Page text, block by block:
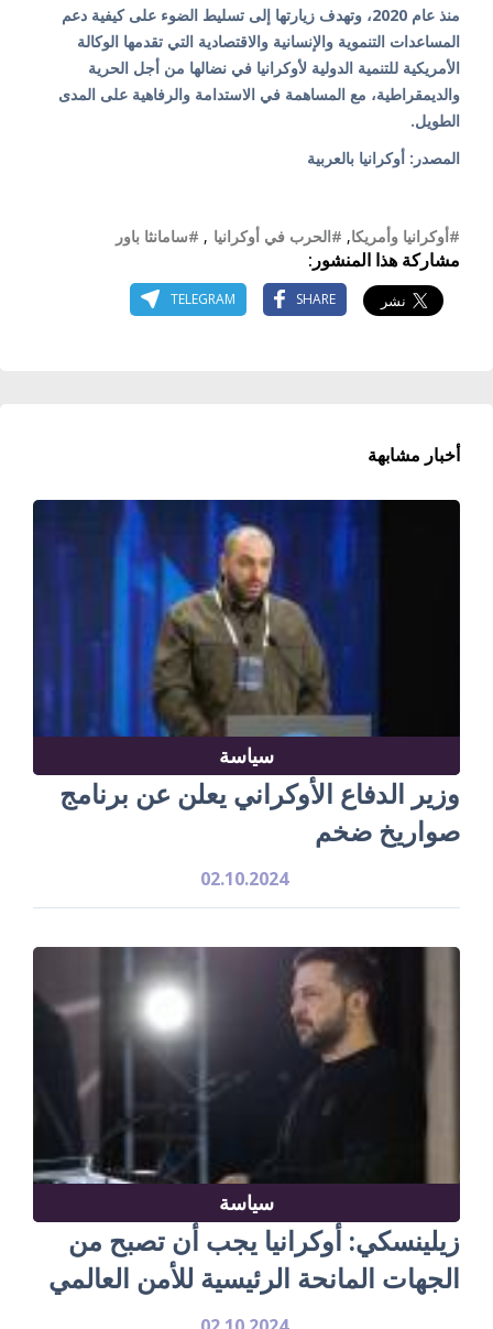
منذ عام 2020، وتهدف زيارتها إلى تسليط الضوء على كيفية دعم
المساعدات التنموية والإنسانية والاقتصادية التي تقدمها الوكالة
الأمريكية للتنمية الدولية لأوكرانيا في نضالها من أجل الحرية
والديمقراطية، مع المساهمة في الاستدامة والرفاهية على المدى
الطويل.
المصدر: أوكرانيا بالعربية
#أوكرانيا وأمريكا, #الحرب في أوكرانيا , #سامانثا باور
مشاركة هذا المنشور:
SHARE
TELEGRAM
أخبار مشابهة
سياسة
وزير الدفاع الأوكراني يعلن عن برنامج
صواريخ ضخم
02.10.2024
سياسة
زيلينسكي: أوكرانيا يجب أن تصبح من
الجهات المانحة الرئيسية للأمن العالمي